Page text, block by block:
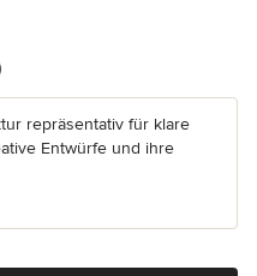
5 Sternen
repräsentativ für klare
Entwürfe und ihre